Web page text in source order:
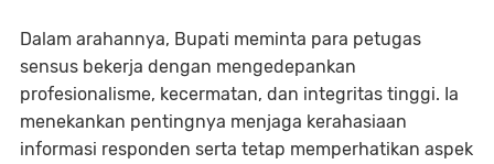
​Dalam arahannya, Bupati meminta para petugas
sensus bekerja dengan mengedepankan
profesionalisme, kecermatan, dan integritas tinggi. Ia
menekankan pentingnya menjaga kerahasiaan
informasi responden serta tetap memperhatikan aspek